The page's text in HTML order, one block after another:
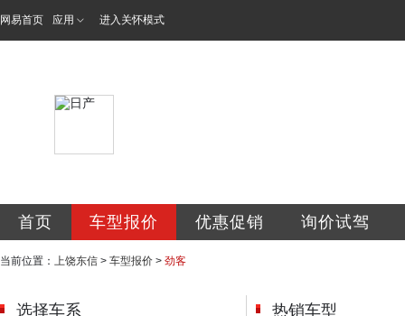
网易首页 应用 进入关怀模式
首页 车型报价 优惠促销 询价试驾
当前位置： 上饶东信 > 车型报价 > 劲客
选择车系 热销车型